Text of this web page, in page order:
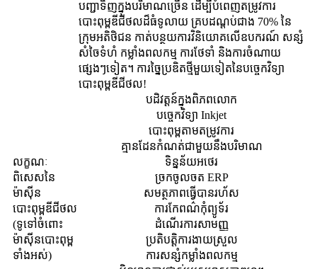
បញ្ជាទិញក្នុងបរិមាណច្រើន ដើម្បីបំពេញតម្រូវការ
បោះពុម្ពឌីជីថលដ៏ធំទូលាយ គ្របដណ្តប់ជាង 70% នៃ
ក្រុមអតិថិជន កាត់បន្ថយការវិនិយោគលើឧបករណ៍ សន្សំ
សំចៃទំហំ កម្លាំងពលកម្ម ការថែទាំ និងការចំណាយ
ផ្សេងៗទៀត។ ការច្នៃប្រឌិតថ្មីមួយទៀតនៃបច្ចេកវិទ្យា
បោះពុម្ពឌីជីថល!
លក្ខណៈ
ពិសេសនៃ
ម៉ាស៊ីន
បោះពុម្ពឌីជីថល
(ទូទៅចំពោះ
ម៉ាស៊ីនបោះពុម្ព
ទាំងអស់)
បដិវត្តន៍ក្នុងពិភពលោក
បច្ចេកវិទ្យា Inkjet
បោះពុម្ពតាមតម្រូវការ
គ្មានដែនកំណត់ជាមួយនឹងបរិមាណ
ទិន្នន័យអថេរ
ច្រកចូលចត ERP
សមត្ថភាពធ្វើបានរហ័ស
ការកែពណ៌កុំព្យូទ័រ
ដំណើរការសាមញ្ញ
ប្រតិបត្តិការងាយស្រួល
ការសន្សំកម្លាំងពលកម្ម